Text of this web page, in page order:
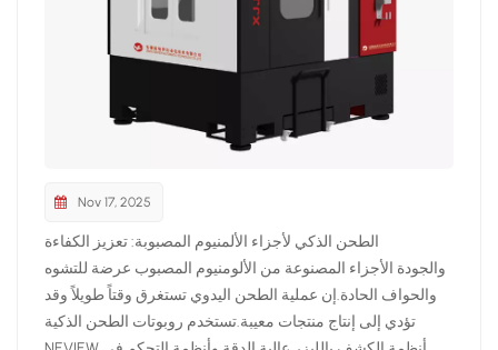
Nov 17, 2025
الطحن الذكي لأجزاء الألمنيوم المصبوبة: تعزيز الكفاءة
والجودة الأجزاء المصنوعة من الألومنيوم المصبوب عرضة للتشوه
والحواف الحادة.إن عملية الطحن اليدوي تستغرق وقتاً طويلاً وقد
تؤدي إلى إنتاج منتجات معيبة.تستخدم روبوتات الطحن الذكية